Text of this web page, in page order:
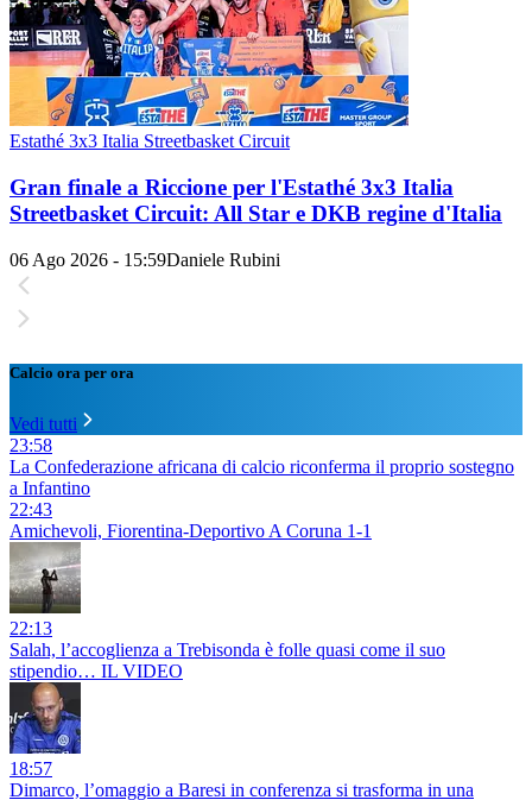
Estathé 3x3 Italia Streetbasket Circuit
Gran finale a Riccione per l'Estathé 3x3 Italia
Streetbasket Circuit: All Star e DKB regine d'Italia
06 Ago 2026 - 15:59Daniele Rubini
Calcio ora per ora
Vedi tutti
23:58
La Confederazione africana di calcio riconferma il proprio sostegno
a Infantino
22:43
Amichevoli, Fiorentina-Deportivo A Coruna 1-1
22:13
Salah, l’accoglienza a Trebisonda è folle quasi come il suo
stipendio… IL VIDEO
18:57
Dimarco, l’omaggio a Baresi in conferenza si trasforma in una